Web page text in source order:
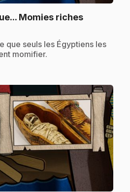
Momies riches.
que seuls les Égyptiens les
momifier.